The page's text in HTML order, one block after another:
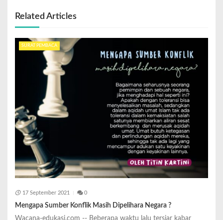
Related Articles
SURAT PEMBACA
17 September 2021 0
Mengapa Sumber Konflik Masih Dipelihara Negara ?
Wacana-edukasi.com -- Beberapa waktu lalu tersiar kabar